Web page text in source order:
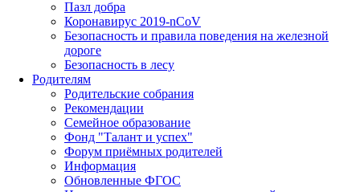
Пазл добра
Коронавирус 2019-nCoV
Безопасность и правила поведения на железной
дороге
Безопасность в лесу
Родителям
Родительские собрания
Рекомендации
Семейное образование
Фонд "Талант и успех"
Форум приёмных родителей
Информация
Обновленные ФГОС